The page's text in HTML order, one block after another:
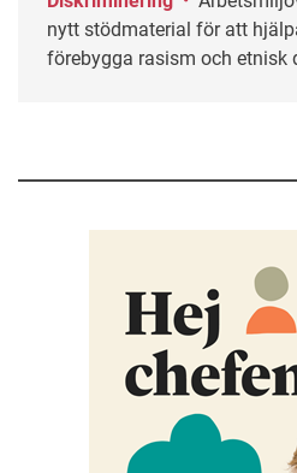
nytt stödmaterial för att
förebygga rasism och etnisk